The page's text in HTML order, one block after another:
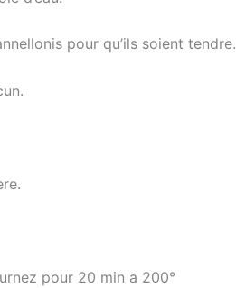
pour qu’ils soient tendre.
pour 20 min a 200°